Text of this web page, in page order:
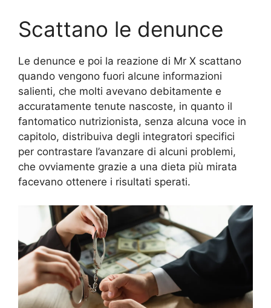
Scattano le denunce
Le denunce e poi la reazione di Mr X scattano
quando vengono fuori alcune informazioni
salienti, che molti avevano debitamente e
accuratamente tenute nascoste, in quanto il
fantomatico nutrizionista, senza alcuna voce in
capitolo, distribuiva degli integratori specifici
per contrastare l’avanzare di alcuni problemi,
che ovviamente grazie a una dieta più mirata
facevano ottenere i risultati sperati.